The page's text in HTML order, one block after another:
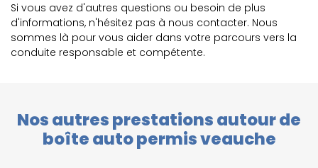
Si vous avez d'autres questions ou besoin de plus
d'informations, n'hésitez pas à nous contacter. Nous
sommes là pour vous aider dans votre parcours vers la
conduite responsable et compétente.
Nos autres prestations autour de
boîte auto permis veauche